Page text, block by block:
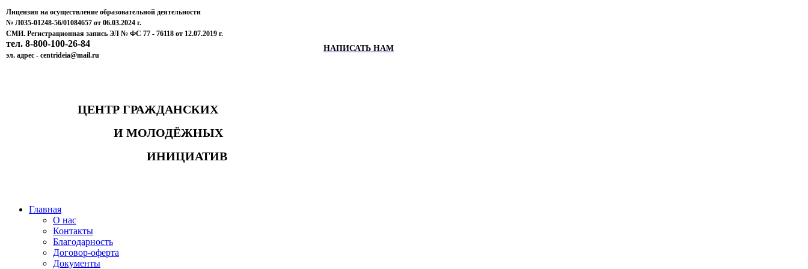
Лицензия на осуществление образовательной деятельности
№ Л035-01248-56/01084657 от 06.03.2024 г.
СМИ. Регистрационная запись ЭЛ № ФС 77 - 76118 от 12.07.2019 г.
тел. 8-800-100-26-84
эл. адрес - centrideia@mail.ru
НАПИСАТЬ НАМ
ЦЕНТР ГРАЖДАНСКИХ
И МОЛОДЁЖНЫХ
ИНИЦИАТИВ
Главная
О нас
Контакты
Благодарность
Договор-оферта
Документы